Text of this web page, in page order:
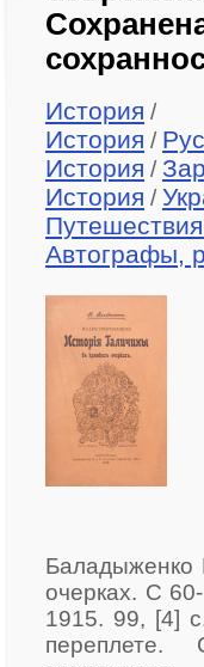
История /
История /
История /
История /
Автографы,
Баладыженко
очерках. С
1915. 99, [4]
переплете.